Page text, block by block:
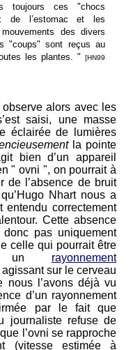
toujours ces "chocs
de l’estomac et les
des divers
"coups" sont reçus au
les plantes. "
[HN99
alors avec les
saisi, une masse
éclairée de lumières
la pointe
bien d’un appareil
" ovni ", on pourrait à
de l’absence de bruit
Nhart nous a
entendu correctement
Cette absence
pas uniquement
celle qui pourrait être
un rayonnement
agissant sur le cerveau
nous l’avons déjà vu
d’un rayonnement
par le fait que
journaliste refuse de
l’ovni se rapproche
(vitesse estimée à